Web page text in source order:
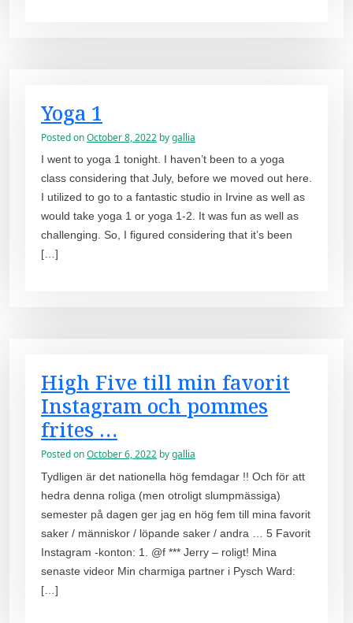
Yoga 1
Posted onOctober 8, 2022 bygallia
I went to yoga 1 tonight. I haven’t been to a yoga
class considering that July, before we moved out here.
I utilized to go to a fantastic studio in Irvine as well as
would take yoga 1 or yoga 1-2. It was fun as well as
challenging. So, I figured considering that it’s been
[…]
High Five till min favorit
Instagram och pommes
frites …
Posted onOctober 6, 2022 bygallia
Tydligen är det nationella hög femdagar !! Och för att
hedra denna roliga (men otroligt slumpmässiga)
semester på dagen ger jag en hög fem till mina favorit
saker / människor / löpande saker / andra … 5 Favorit
Instagram -konton: 1. @f *** Jerry – roligt! Mina
senaste videor Min charmiga partner i Pysch Ward:
[…]